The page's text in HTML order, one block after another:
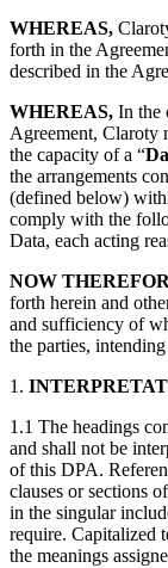
WHEREAS,
forth in the
described in the
WHEREAS, In the
Agreement, Claroty
the capacity of a “
the arrangements
(defined below)
comply with the
Data, each acting
NOW
forth herein and
and sufficiency of
the parties,
1.
1.1 The headings
and shall not be
of this DPA.
clauses or sections
in the singular
require. Capitalized
the meanings